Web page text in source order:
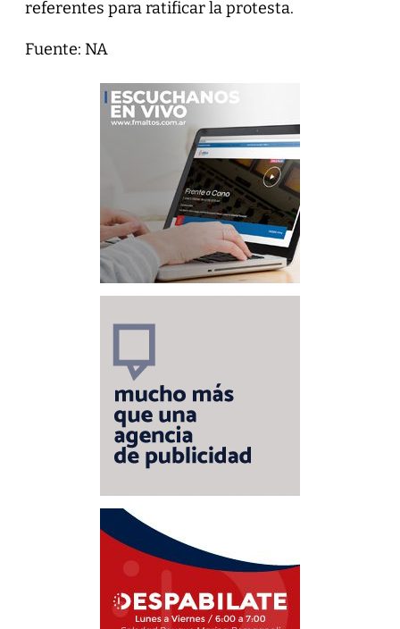
referentes para ratificar la protesta.
Fuente: NA